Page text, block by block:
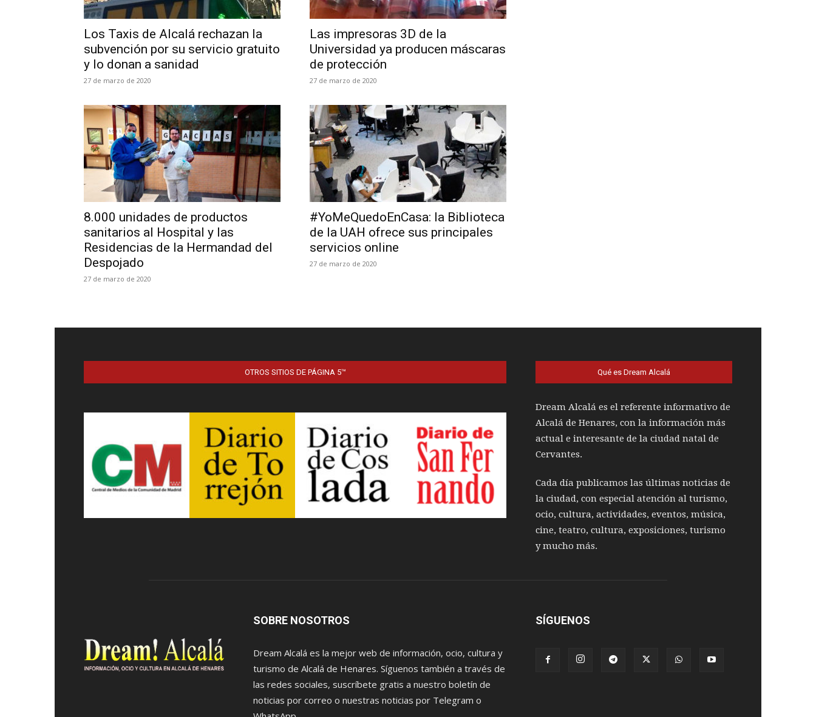
Los Taxis de Alcalá rechazan la
subvención por su servicio gratuito
y lo donan a sanidad
27 de marzo de 2020
Las impresoras 3D de la
Universidad ya producen máscaras
de protección
27 de marzo de 2020
8.000 unidades de productos
sanitarios al Hospital y las
Residencias de la Hermandad del
Despojado
27 de marzo de 2020
#YoMeQuedoEnCasa: la Biblioteca
de la UAH ofrece sus principales
servicios online
27 de marzo de 2020
OTROS SITIOS DE PÁGINA 5™ Qué es Dream Alcalá
Dream Alcalá es el referente informativo de
Alcalá de Henares, con la información más
actual e interesante de la ciudad natal de
Cervantes.
Cada día publicamos las últimas noticias de
la ciudad, con especial atención al turismo,
ocio, cultura, actividades, eventos, música,
cine, teatro, cultura, exposiciones, turismo
y mucho más.
SOBRE NOSOTROS
Dream Alcalá es la mejor web de información, ocio, cultura y
turismo de Alcalá de Henares. Síguenos también a través de
las redes sociales, suscríbete gratis a nuestro boletín de
noticias por correo o nuestras noticias por Telegram o
SÍGUENOS